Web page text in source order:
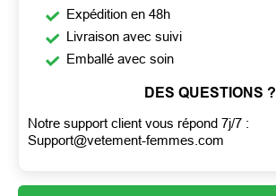
Expédition en 48h
Livraison avec suivi
Emballé avec soin
DES QUESTIONS ?
Notre support client vous répond 7j/7 :
Support@vetement-femmes.com